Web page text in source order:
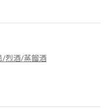
/烈酒/蒸餾酒